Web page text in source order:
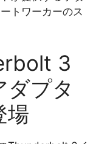
トワーカーのス
3
ダプタ
場